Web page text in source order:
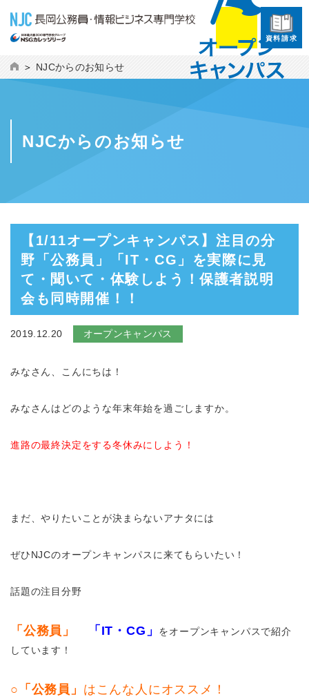
資料請求
NJCからのお知らせ
NJCからのお知らせ
【1/11オープンキャンパス】注目の分
野「公務員」「IT・CG」を実際に見
て・聞いて・体験しよう！保護者説明
会も同時開催！！
2019.12.20 オープンキャンパス
みなさん、こんにちは！
みなさんはどのような年末年始を過ごしますか。
進路の最終決定をする冬休みにしよう！
まだ、やりたいことが決まらないアナタには
ぜひNJCのオープンキャンパスに来てもらいたい！
話題の注目分野
「公務員」 「IT・CG」
をオープンキャンパスで紹介
しています！
○ 「公務員」 はこんな人にオススメ！